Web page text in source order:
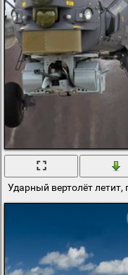
Ударный вертолёт летит,